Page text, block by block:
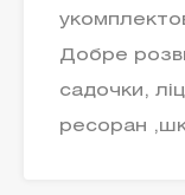
Добре
садочки,
ресоран